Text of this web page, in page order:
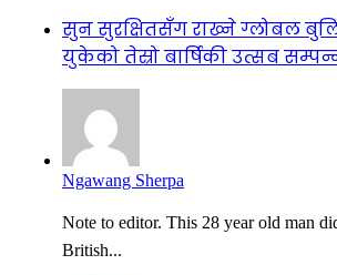
सुन सुरक्षितसँग राख्ने ग्लोबल
युकेको तेस्रो बार्षिकी उत्सब
Ngawang Sherpa
Note to editor. This 28 year old man
British...